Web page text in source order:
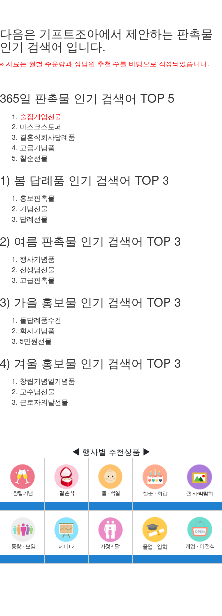
다음은 기프트조아에서 제안하는 판촉물
인기 검색어 입니다.
※ 자료는 월별 주문량과 상담원 추천 수를 바탕으로 작성되었습니다.
365일 판촉물 인기 검색어 TOP 5
술집개업선물
마스크스토퍼
결혼식회사답례품
고급기념품
칠순선물
1) 봄 답례품 인기 검색어 TOP 3
홍보판촉물
기념선물
답례선물
2) 여름 판촉물 인기 검색어 TOP 3
행사기념품
선생님선물
고급판촉물
3) 가을 홍보물 인기 검색어 TOP 3
돌답례품수건
회사기념품
5만원선물
4) 겨울 홍보물 인기 검색어 TOP 3
창립기념일기념품
교수님선물
근로자의날선물
◀ 행사별 추천상품 ▶